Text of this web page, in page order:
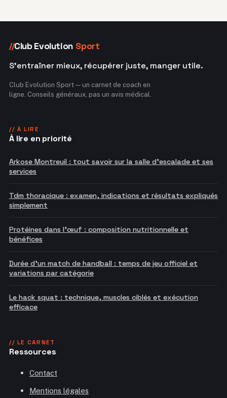
//Club Evolution Sport
S'entraîner mieux, récupérer juste, manger utile.
Club Evolution Sport — un carnet de coach en
ligne. Conseils généraux, pas un avis médical.
// À LIRE
À lire en priorité
Arkose Montreuil : tout savoir sur la salle d'escalade et ses
services
Tdm thoracique : examen, indications et résultats expliqués
simplement
Protéines dans l'œuf : composition nutritionnelle et
bénéfices
Durée d'un match de handball : temps de jeu officiel et
variations par catégorie
Le hack squat : technique, muscles ciblés et exécution
efficace
// LE CARNET
Ressources
Contact
Mentions légales